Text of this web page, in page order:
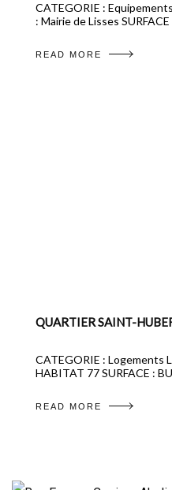
CATEGORIE :
: Mairie de Lisses
READ MORE
QUARTIER SAINT-
CATEGORIE : Logements
HABITAT 77 SURFACE :
READ MORE